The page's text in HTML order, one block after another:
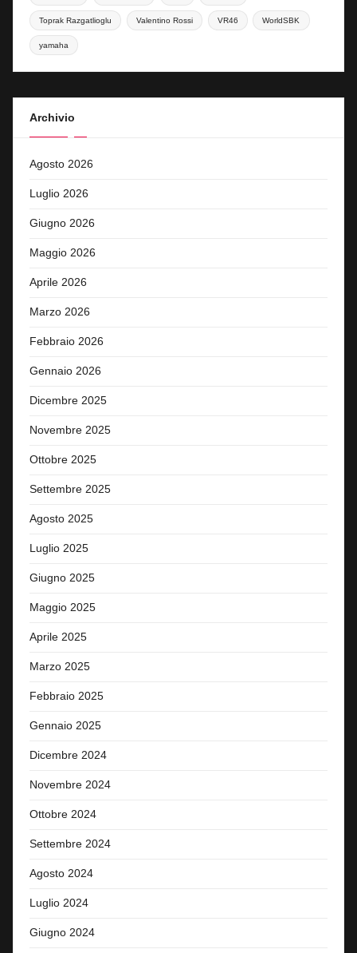
Toprak Razgatlioglu Valentino Rossi VR46 WorldSBK
yamaha
Archivio
Agosto 2026
Luglio 2026
Giugno 2026
Maggio 2026
Aprile 2026
Marzo 2026
Febbraio 2026
Gennaio 2026
Dicembre 2025
Novembre 2025
Ottobre 2025
Settembre 2025
Agosto 2025
Luglio 2025
Giugno 2025
Maggio 2025
Aprile 2025
Marzo 2025
Febbraio 2025
Gennaio 2025
Dicembre 2024
Novembre 2024
Ottobre 2024
Settembre 2024
Agosto 2024
Luglio 2024
Giugno 2024